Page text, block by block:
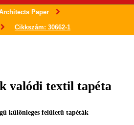
Paper
Cikkszám: 30662-1
valódi textil tapéta
különleges felületű tapéták